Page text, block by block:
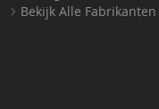
Bekijk Alle Fabrikanten